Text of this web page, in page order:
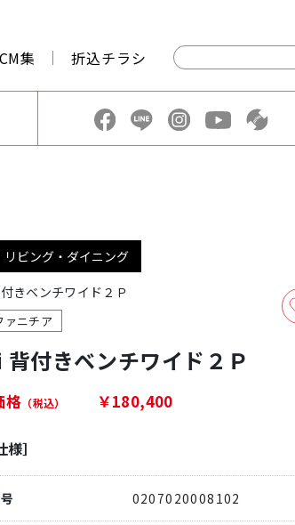
CM集 折込チラシ
リビング・ダイニング
きベンチワイド２Ｐ
ァニチア
付きベンチワイド２Ｐ
格 （税込） ￥180,400
様］
0207020008102